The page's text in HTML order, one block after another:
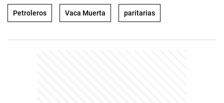
Petroleros Vaca Muerta paritarias